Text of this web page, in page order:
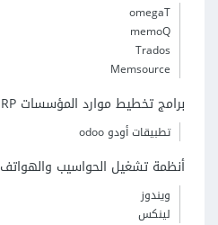
omegaT
memoQ
Trados
Memsource
برامج تخطيط موارد المؤسسات ERP
تطبيقات أودو odoo
أنظمة تشغيل الحواسيب والهواتف
ويندوز
لينكس